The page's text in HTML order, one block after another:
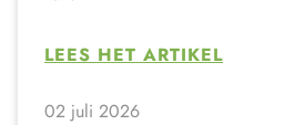
LEES HET ARTIKEL
02 juli 2026